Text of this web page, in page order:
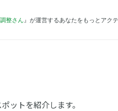
調整さん 』が運営するあなたをもっとアク
ットを紹介します。